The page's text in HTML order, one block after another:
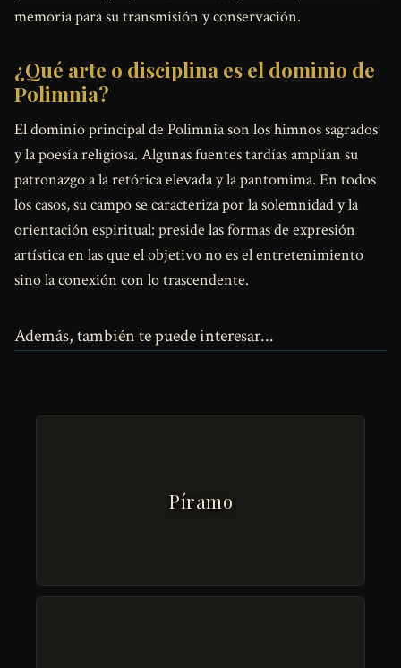
memoria para su transmisión y conservación.
¿Qué arte o disciplina es el dominio de
Polimnia?
El dominio principal de Polimnia son los himnos sagrados
y la poesía religiosa. Algunas fuentes tardías amplían su
patronazgo a la retórica elevada y la pantomima. En todos
los casos, su campo se caracteriza por la solemnidad y la
orientación espiritual: preside las formas de expresión
artística en las que el objetivo no es el entretenimiento
sino la conexión con lo trascendente.
Además, también te puede interesar...
Píramo